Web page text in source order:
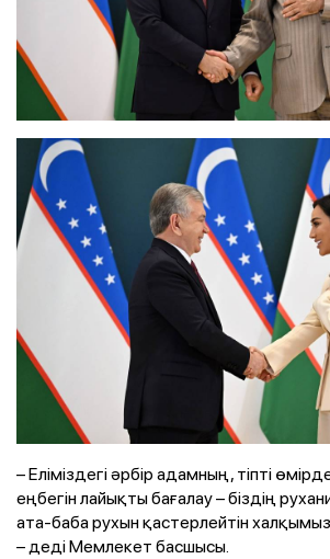
– Еліміздегі әрбір адамның, тіпті
еңбегін лайықты бағалау – біздің
ата-баба рухын қастерлейтін
– деді Мемлекет басшысы.